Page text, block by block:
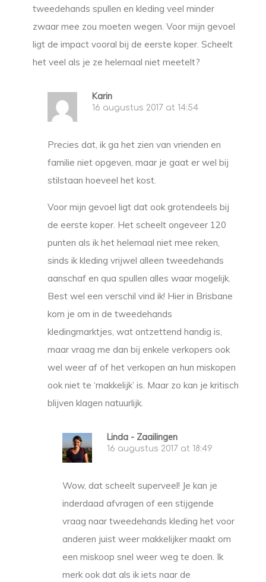
tweedehands spullen en kleding veel minder
zwaar mee zou moeten wegen. Voor mijn gevoel
ligt de impact vooral bij de eerste koper. Scheelt
het veel als je ze helemaal niet meetelt?
Karin
16 augustus 2017 at 14:54
Precies dat, ik ga het zien van vrienden en
familie niet opgeven, maar je gaat er wel bij
stilstaan hoeveel het kost.
Voor mijn gevoel ligt dat ook grotendeels bij
de eerste koper. Het scheelt ongeveer 120
punten als ik het helemaal niet mee reken,
sinds ik kleding vrijwel alleen tweedehands
aanschaf en qua spullen alles waar mogelijk.
Best wel een verschil vind ik! Hier in Brisbane
kom je om in de tweedehands
kledingmarktjes, wat ontzettend handig is,
maar vraag me dan bij enkele verkopers ook
wel weer af of het verkopen an hun miskopen
ook niet te ‘makkelijk’ is. Maar zo kan je kritisch
blijven klagen natuurlijk.
Linda - Zaailingen
16 augustus 2017 at 18:49
Wow, dat scheelt superveel! Je kan je
inderdaad afvragen of een stijgende
vraag naar tweedehands kleding het voor
anderen juist weer makkelijker maakt om
een miskoop snel weer weg te doen. Ik
merk ook dat als ik iets naar de